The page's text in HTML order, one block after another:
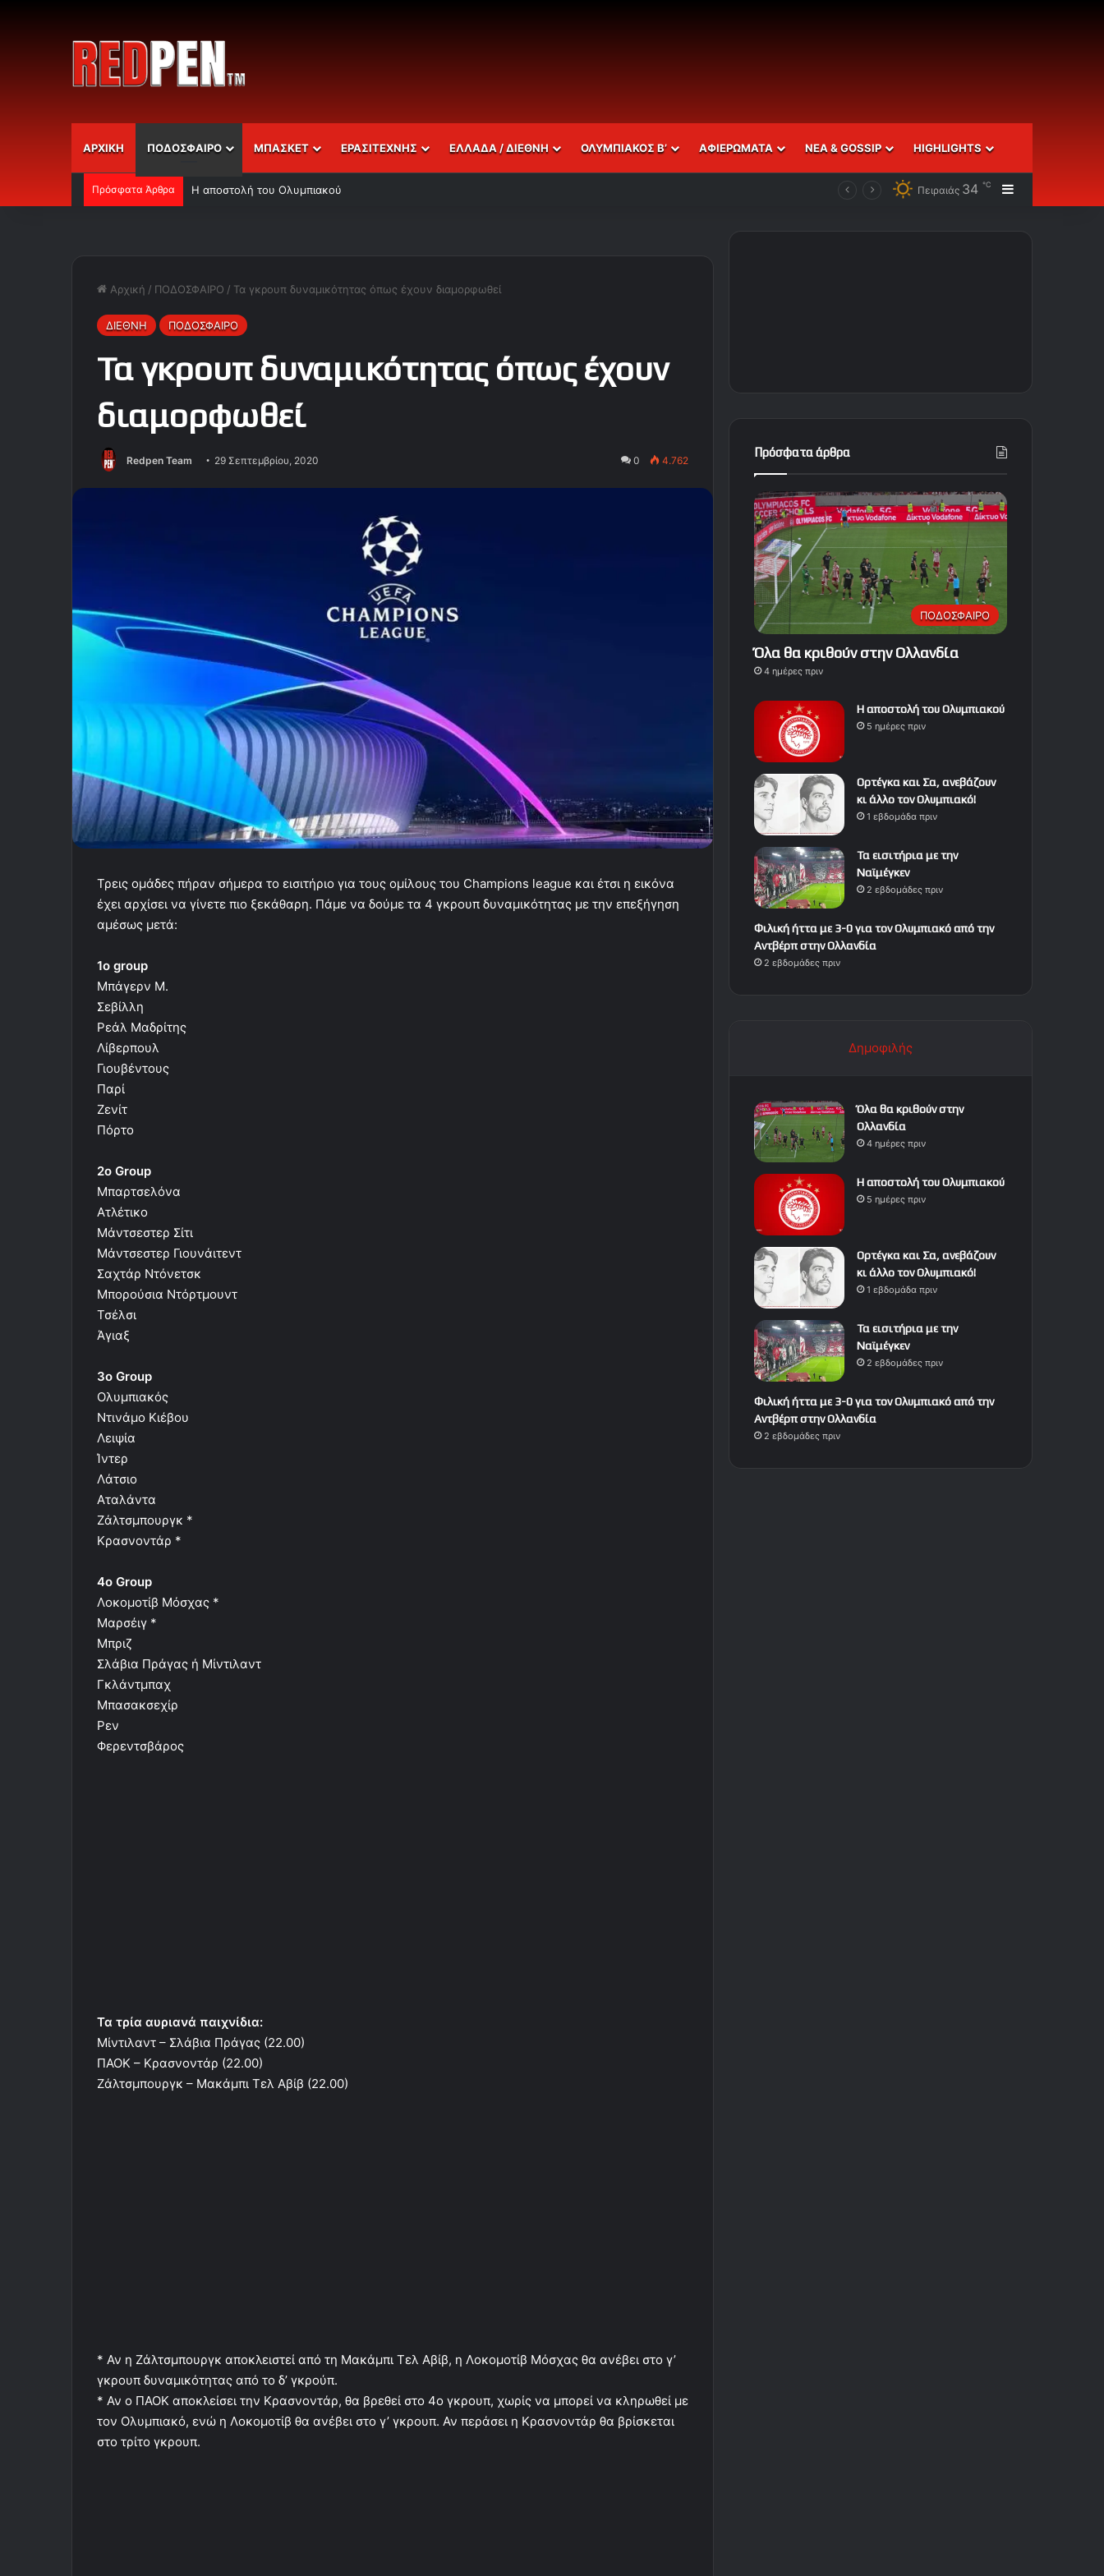
ΑΡΧΙΚΗ ΠΟΔΟΣΦΑΙΡΟ ΜΠΑΣΚΕΤ ΕΡΑΣΙΤΕΧΝΗΣ ΕΛΛΑΔΑ / ΔΙΕΘΝΗ ΟΛΥΜΠΙΑΚΟΣ Β’ ΑΦΙΕΡΩΜΑΤΑ ΝΕΑ & GOSSIP HIGHLIGHTS
Πρόσφατα Άρθρα Η αποστολή του Ολυμπιακού Πειραιάς 34 ℃ Sidebar
Αρχική / ΠΟΔΟΣΦΑΙΡΟ / Τα γκρουπ δυναμικότητας όπως έχουν διαμορφωθεί
ΔΙΕΘΝΗ ΠΟΔΟΣΦΑΙΡΟ
Τα γκρουπ δυναμικότητας όπως έχουν
διαμορφωθεί
Redpen Team 29 Σεπτεμβρίου, 2020 0 4.762
Τρεις ομάδες πήραν σήμερα το εισιτήριο για τους ομίλους του Champions league και έτσι η εικόνα
έχει αρχίσει να γίνετε πιο ξεκάθαρη. Πάμε να δούμε τα 4 γκρουπ δυναμικότητας με την επεξήγηση
αμέσως μετά:
1o group
Μπάγερν Μ.
Σεβίλλη
Ρεάλ Μαδρίτης
Λίβερπουλ
Γιουβέντους
Παρί
Ζενίτ
Πόρτο
2ο Group
Μπαρτσελόνα
Ατλέτικο
Μάντσεστερ Σίτι
Μάντσεστερ Γιουνάιτεντ
Σαχτάρ Ντόνετσκ
Μπορούσια Ντόρτμουντ
Τσέλσι
Άγιαξ
3o Group
Ολυμπιακός
Ντινάμο Κιέβου
Λειψία
Ίντερ
Λάτσιο
Αταλάντα
Ζάλτσμπουργκ *
Κρασνοντάρ *
4o Group
Λοκομοτίβ Μόσχας *
Μαρσέιγ *
Μπριζ
Σλάβια Πράγας ή Μίντιλαντ
Γκλάντμπαχ
Μπασακσεχίρ
Ρεν
Φερεντσβάρος
Τα τρία αυριανά παιχνίδια:
Μίντιλαντ – Σλάβια Πράγας (22.00)
ΠΑΟΚ – Κρασνοντάρ (22.00)
Ζάλτσμπουργκ – Μακάμπι Τελ Αβίβ (22.00)
* Αν η Ζάλτσμπουργκ αποκλειστεί από τη Μακάμπι Τελ Αβίβ, η Λοκομοτίβ Μόσχας θα ανέβει στο γ’
γκρουπ δυναμικότητας από το δ’ γκρούπ.
* Αν ο ΠΑΟΚ αποκλείσει την Κρασνοντάρ, θα βρεθεί στο 4ο γκρουπ, χωρίς να μπορεί να κληρωθεί με
τον Ολυμπιακό, ενώ η Λοκομοτίβ θα ανέβει στο γ’ γκρουπ. Αν περάσει η Κρασνοντάρ θα βρίσκεται
στο τρίτο γκρουπ.
Πρόσφατα άρθρα
ΠΟΔΟΣΦΑΙΡΟ
Όλα θα κριθούν στην Ολλανδία
4 ημέρες πριν
Η αποστολή του Ολυμπιακού
5 ημέρες πριν
Ορτέγκα και Σα, ανεβάζουν
κι άλλο τον Ολυμπιακό!
1 εβδομάδα πριν
Τα εισιτήρια με την
Ναϊμέγκεν
2 εβδομάδες πριν
Φιλική ήττα με 3-0 για τον Ολυμπιακό από την
Αντβέρπ στην Ολλανδία
2 εβδομάδες πριν
Δημοφιλής
Όλα θα κριθούν στην
Ολλανδία
4 ημέρες πριν
Η αποστολή του Ολυμπιακού
5 ημέρες πριν
Ορτέγκα και Σα, ανεβάζουν
κι άλλο τον Ολυμπιακό!
1 εβδομάδα πριν
Τα εισιτήρια με την
Ναϊμέγκεν
2 εβδομάδες πριν
Φιλική ήττα με 3-0 για τον Ολυμπιακό από την
Αντβέρπ στην Ολλανδία
2 εβδομάδες πριν